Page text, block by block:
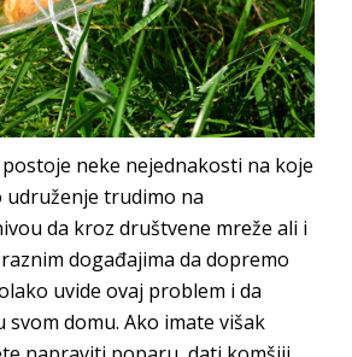
neke nejednakosti na koje
udruženje trudimo na
da kroz društvene mreže ali i
događajima da dopremo
uvide ovaj problem i da
svom domu. Ako imate višak